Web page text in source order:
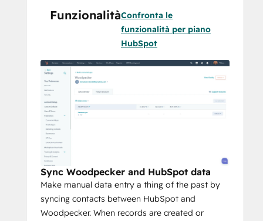
FunzionalitàConfronta le
funzionalità per piano
HubSpot
Sync Woodpecker and HubSpot data
Make manual data entry a thing of the past by
syncing contacts between HubSpot and
Woodpecker. When records are created or